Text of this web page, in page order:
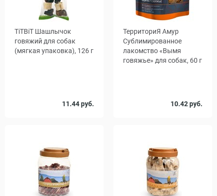
TiTBiT Шашлычок
говяжий для собак
(мягкая упаковка), 126 г
11.44 руб.
1 35
ТерриториЯ Амур
Сублимированное
лакомство «Вымя
говяжье» для собак, 60 г
10.42 руб.
1 25